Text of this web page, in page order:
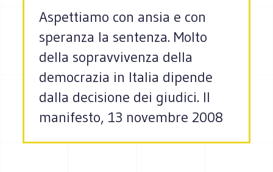
Aspettiamo con ansia e con
speranza la sentenza. Molto
della sopravvivenza della
democrazia in Italia dipende
dalla decisione dei giudici. Il
manifesto, 13 novembre 2008